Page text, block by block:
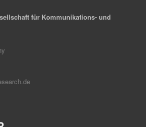
für Kommunikations- und